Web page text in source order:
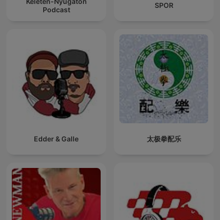
Podcast
SPOR
Edder & Galle 太极拳配乐